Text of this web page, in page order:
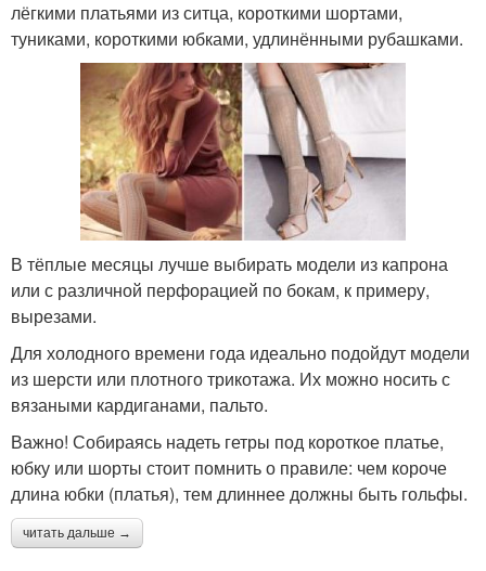
лёгкими платьями из ситца, короткими шортами,
туниками, короткими юбками, удлинёнными рубашками.
В тёплые месяцы лучше выбирать модели из капрона
или с различной перфорацией по бокам, к примеру,
вырезами.
Для холодного времени года идеально подойдут модели
из шерсти или плотного трикотажа. Их можно носить с
вязаными кардиганами, пальто.
Важно! Собираясь надеть гетры под короткое платье,
юбку или шорты стоит помнить о правиле: чем короче
длина юбки (платья), тем длиннее должны быть гольфы.
читать дальше →